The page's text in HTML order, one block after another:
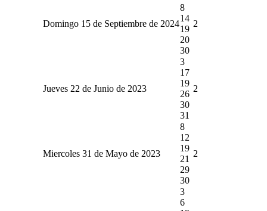
Domingo 15 de Septiembre de 2024
8
14
19
20
30
2
Jueves 22 de Junio de 2023
3
17
19
26
30
31
2
Miercoles 31 de Mayo de 2023
8
12
19
21
29
30
2
3
6